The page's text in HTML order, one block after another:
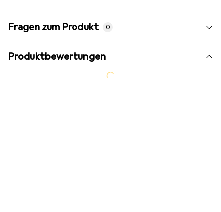
Fragen zum Produkt 0
Produktbewertungen